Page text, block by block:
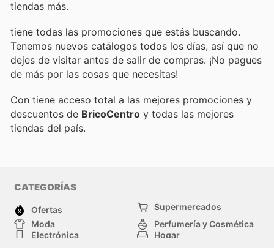
tiendas más.
tiene todas las promociones que estás buscando.
Tenemos nuevos catálogos todos los días, así que no
dejes de visitar antes de salir de compras. ¡No pagues
de más por las cosas que necesitas!
Con tiene acceso total a las mejores promociones y
descuentos de BricoCentro y todas las mejores
tiendas del país.
CATEGORÍAS
Ofertas
Supermercados
Moda
Perfumería y Cosmética
Electrónica
Hogar